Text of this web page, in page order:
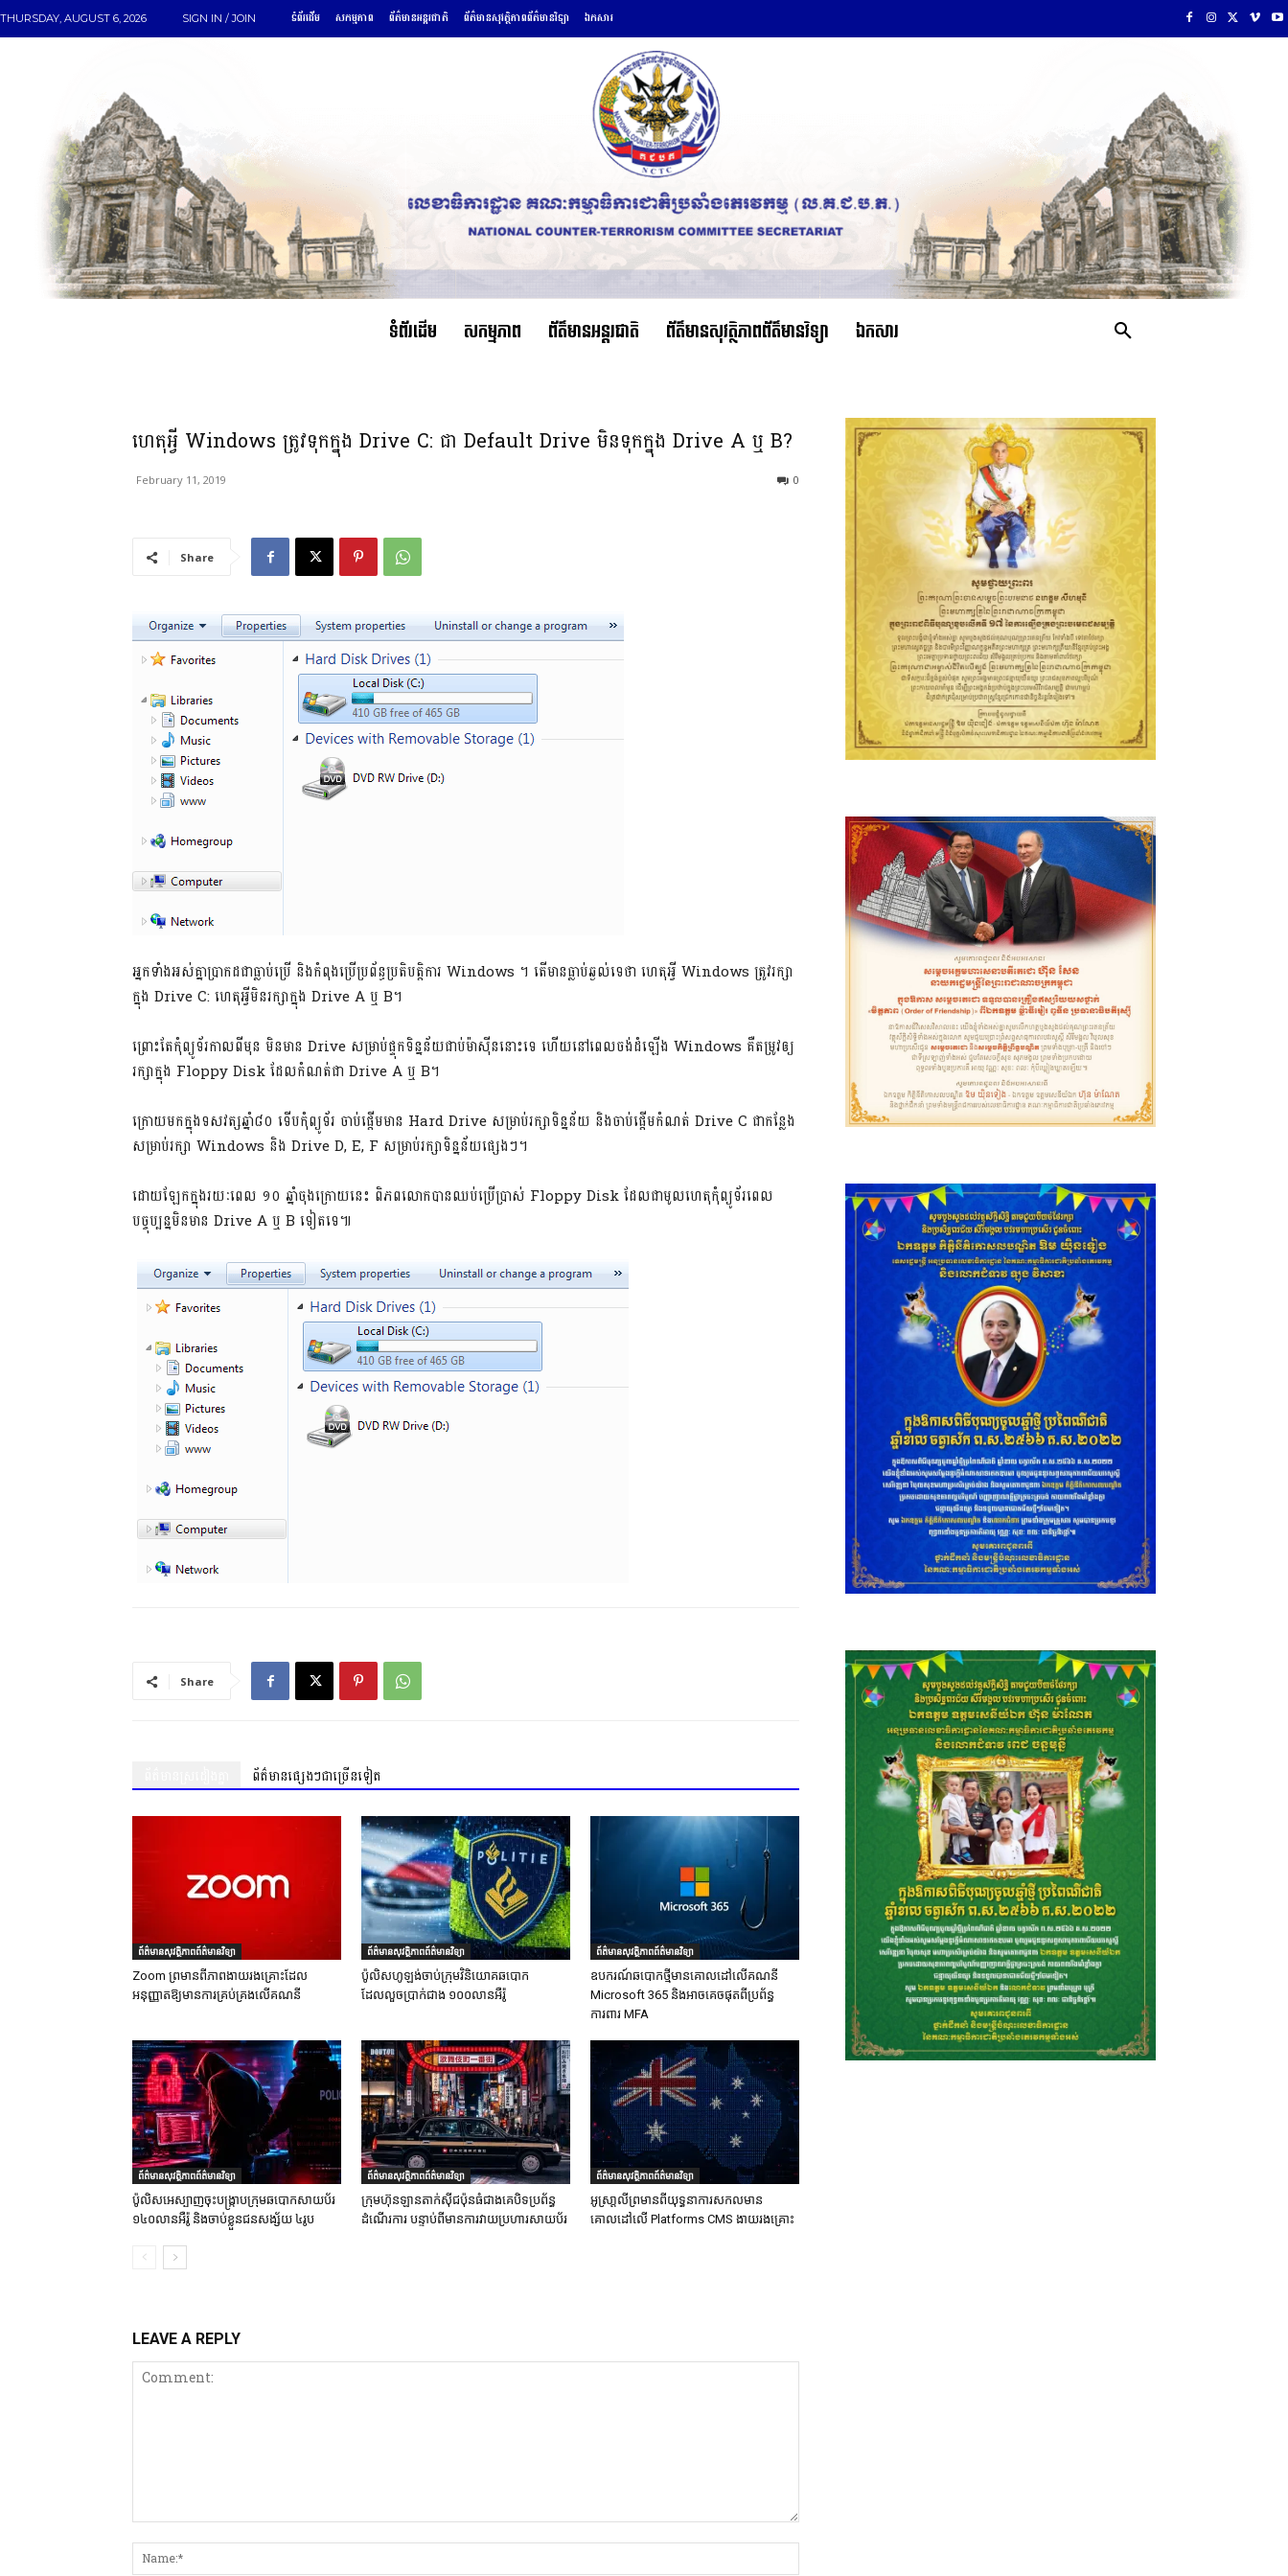
THURSDAY, AUGUST 6, 2026 SIGN IN / JOIN ទំព័រដើម សកម្មភាព ព័ត៌មានអន្តរជាតិ ព័ត៌មានសុវត្ថិភាពព័ត៌មានវិទ្យា ឯកសារ
ទំព័រដើម សកម្មភាព ព័ត៌មានអន្តរជាតិ ព័ត៌មានសុវត្ថិភាពព័ត៌មានវិទ្យា ឯកសារ
ហេតុ​អី្វ Windows ត្រូវ​ទុក​ក្នុង​ ​Drive​ ​C:​ ជា​ Default​ ​Drive មិន​ទុក​ក្នុង​ ​Drive​ ​A​ ​ឬ​ B?
February 11, 2019 0
Share
​អ្នក​ទាំង​អស់​គ្នា​ប្រាកដ​ជា​ធ្លាប់​​ប្រើ និង​កំពុង​ប្រើ​ប្រព័ន្ធ​ប្រតិបត្តិការ​ ​Windows​ ។ តើ​មាន​ធ្លាប់​ឆ្ងល់​ទេ​ថា​ ​ហេតុ​អ្វី​ ​Windows​ ​ត្រូវ​រក្សា​
ក្នុង​ ​Drive​ ​C:​ ​ហេតុ​អ្វី​មិន​រក្សា​ក្នុង​ ​Drive​ ​A​ ​ឬ​ B។
ព្រោះ​តែ​កុំព្យូទ័រ​កាល​ពី​មុន​ ​មិន​មាន​ ​Drive​ ​សម្រាប់​ផ្ទុក​ទិន្នន័យ​ជាប់​ម៉ាស៊ីន​នោះ​ទេ​ ​ហើយ​នៅ​ពេល​ចង់​ដំឡើង​ ​Windows​ ​គឺ​តម្រូវ​ឲ្យ​
រក្សា​ក្នុង​ ​Floppy Disk​ ​ដែល​កំណត់​ជា​ ​Drive​ ​A​ ឬ B។
ក្រោយ​មក​ក្នុង​ទសវត្ស​ឆ្នាំ​៨០​ ​ទើប​កុំព្យូទ័រ​ ​ចាប់​ផ្ដើម​មាន​ ​Hard Drive​ ​សម្រាប់​រក្សា​ទិន្នន័យ​ ​និង​ចាប់​ផ្ដើម​កំណត់​ ​Drive C​ ​ជា​កន្លែង​
សម្រាប់​រក្សា​ ​Windows​ ​និង​ ​Drive​ ​D, E, F​ ​សម្រាប់​រក្សា​ទិន្នន័យ​ផ្សេងៗ។​
ដោយ​ឡែក​ក្នុង​រយៈពេល​ ​១០​ ឆ្នាំ​ចុង​ក្រោយ​នេះ​ ​ពិភពលោក​បាន​ឈប់​ប្រើប្រាស់​ ​Floppy Disk​ ​ដែល​ជា​មូល​ហេតុ​កុំព្យូទ័រ​ពេល​
បច្ចុប្បន្ន​មិន​មាន​ ​Drive​ A ឬ B ទៀត​ទេ៕
Share
ព័ត៌មានផ្សេងៗជាច្រើនទៀត
ព័ត៌មានសុវត្ថិភាពព័ត៌មានវិទ្យា
Zoom ព្រមានពីភាពងាយរងគ្រោះដែល
អនុញ្ញាតឱ្យមានការគ្រប់គ្រងលើគណនី
ព័ត៌មានសុវត្ថិភាពព័ត៌មានវិទ្យា
ប៉ូលិសហូឡង់ចាប់ក្រុមវិនិយោគឆបោក
ដែលលួចប្រាក់ជាង ១០០លានអឺរ៉ូ
ព័ត៌មានសុវត្ថិភាពព័ត៌មានវិទ្យា
ឧបករណ៍ឆបោកថ្មីមានគោលដៅលើគណនី
Microsoft 365 និងអាចគេចផុតពីប្រព័ន្ធ
ការពារ MFA
ព័ត៌មានសុវត្ថិភាពព័ត៌មានវិទ្យា
ប៉ូលិសអេស្បាញចុះបង្រ្កាបក្រុមឆបោកសាយប័រ
១៤០លានអឺរ៉ូ និងចាប់ខ្លួនជនសង្ស័យ ៤រូប
ព័ត៌មានសុវត្ថិភាពព័ត៌មានវិទ្យា
ក្រុមហ៊ុនឡានតាក់ស៊ីជប៉ុនធំជាងគេបិទប្រព័ន្ធ
ដំណើរការ បន្ទាប់ពីមានការវាយប្រហារសាយប័រ
ព័ត៌មានសុវត្ថិភាពព័ត៌មានវិទ្យា
អូស្រា្តលីព្រមានពីយុទ្ធនាការសកលមាន
គោលដៅលើ Platforms CMS ងាយរងគ្រោះ
LEAVE A REPLY